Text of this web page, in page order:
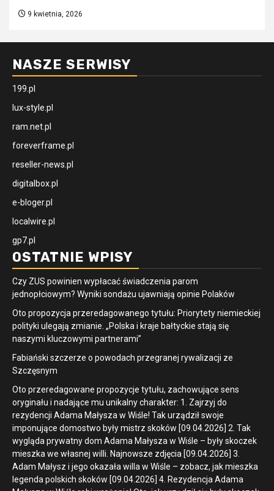
9 kwietnia, 2026
NASZE SERWISY
199.pl
lux-style.pl
ram.net.pl
foreverframe.pl
reseller-news.pl
digitalbox.pl
e-bloger.pl
localwire.pl
gp7.pl
OSTATNIE WPISY
Czy ZUS powinien wypłacać świadczenia parom
jednopłciowym? Wyniki sondażu ujawniają opinie Polaków
Oto propozycja przeredagowanego tytułu: Priorytety niemieckiej
polityki ulegają zmianie. „Polska i kraje bałtyckie stają się
naszymi kluczowymi partnerami”
Fabiański szczerze o powodach przegranej rywalizacji ze
Szczęsnym
Oto przeredagowane propozycje tytułu, zachowujące sens
oryginału i nadające mu unikalny charakter: 1. Zajrzyj do
rezydencji Adama Małysza w Wiśle! Tak urządził swoje
imponujące domostwo były mistrz skoków [09.04.2026] 2. Tak
wygląda prywatny dom Adama Małysza w Wiśle – były skoczek
mieszka we własnej willi. Najnowsze zdjęcia [09.04.2026] 3.
Adam Małysz i jego okazała willa w Wiśle – zobacz, jak mieszka
legenda polskich skoków [09.04.2026] 4. Rezydencja Adama